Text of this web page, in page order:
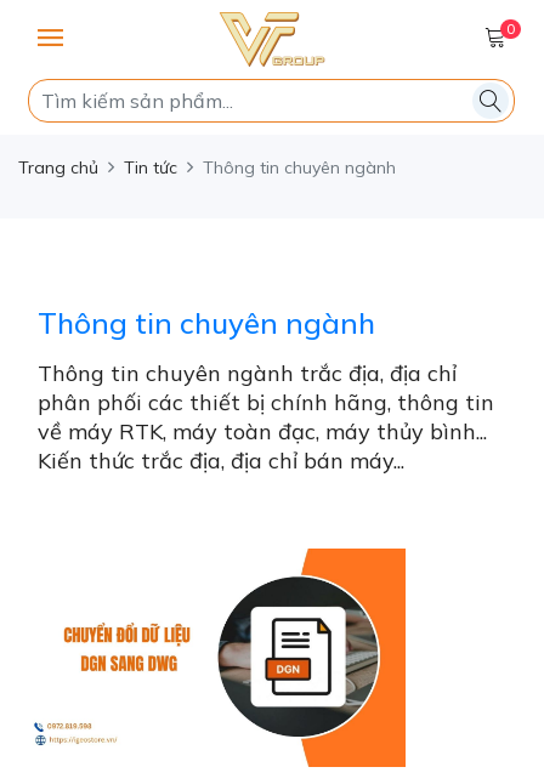
0
Trang chủ Tin tức Thông tin chuyên ngành
Thông tin chuyên ngành
Thông tin chuyên ngành trắc địa, địa chỉ
phân phối các thiết bị chính hãng, thông tin
về máy RTK, máy toàn đạc, máy thủy bình...
Kiến thức trắc địa, địa chỉ bán máy...